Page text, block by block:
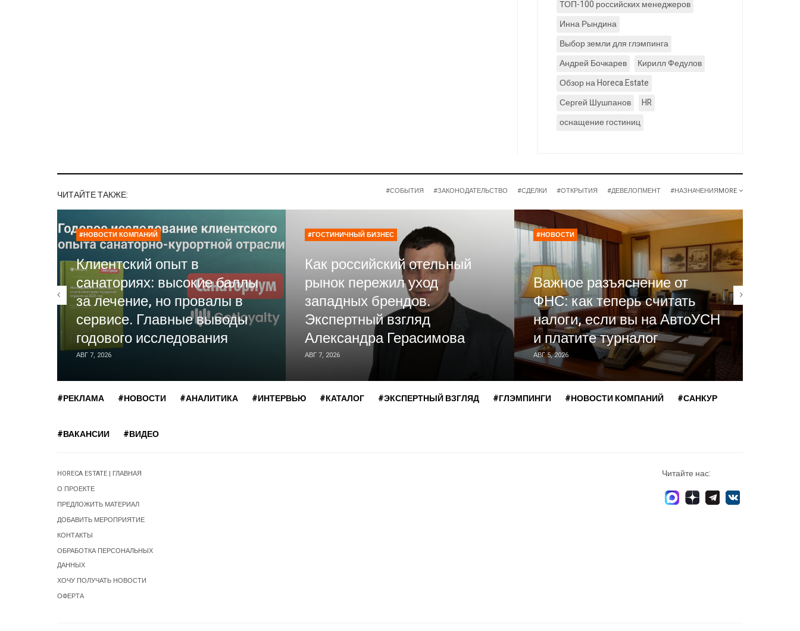
ТОП-100 российских менеджеров
Инна Рындина
Выбор земли для глэмпинга
Андрей Бочкарев
Кирилл Федулов
Обзор на Horeca.Estate
Сергей Шушпанов
HR
оснащение гостиниц
ЧИТАЙТЕ ТАКЖЕ: #СОБЫТИЯ #ЗАКОНОДАТЕЛЬСТВО #СДЕЛКИ #ОТКРЫТИЯ #ДЕВЕЛОПМЕНТ #НАЗНАЧЕНИЯMORE
#НОВОСТИ КОМПАНИЙ
Клиентский опыт в
санаториях: высокие баллы
за лечение, но провалы в
сервисе. Главные выводы
годового исследования
АВГ 7, 2026
#ГОСТИНИЧНЫЙ БИЗНЕС
Как российский отельный
рынок пережил уход
западных брендов.
Экспертный взгляд
Александра Герасимова
АВГ 7, 2026
#НОВОСТИ
Важное разъяснение от
ФНС: как теперь считать
налоги, если вы на АвтоУСН
и платите турналог
АВГ 5, 2026
#РЕКЛАМА #НОВОСТИ #АНАЛИТИКА #ИНТЕРВЬЮ #КАТАЛОГ #ЭКСПЕРТНЫЙ ВЗГЛЯД #ГЛЭМПИНГИ #НОВОСТИ КОМПАНИЙ #САНКУР
#ВАКАНСИИ #ВИДЕО
HORECA ESTATE | ГЛАВНАЯ
О ПРОЕКТЕ
ПРЕДЛОЖИТЬ МАТЕРИАЛ
ДОБАВИТЬ МЕРОПРИЯТИЕ
КОНТАКТЫ
ОБРАБОТКА ПЕРСОНАЛЬНЫХ
ДАННЫХ
ХОЧУ ПОЛУЧАТЬ НОВОСТИ
ОФЕРТА
Читайте нас: